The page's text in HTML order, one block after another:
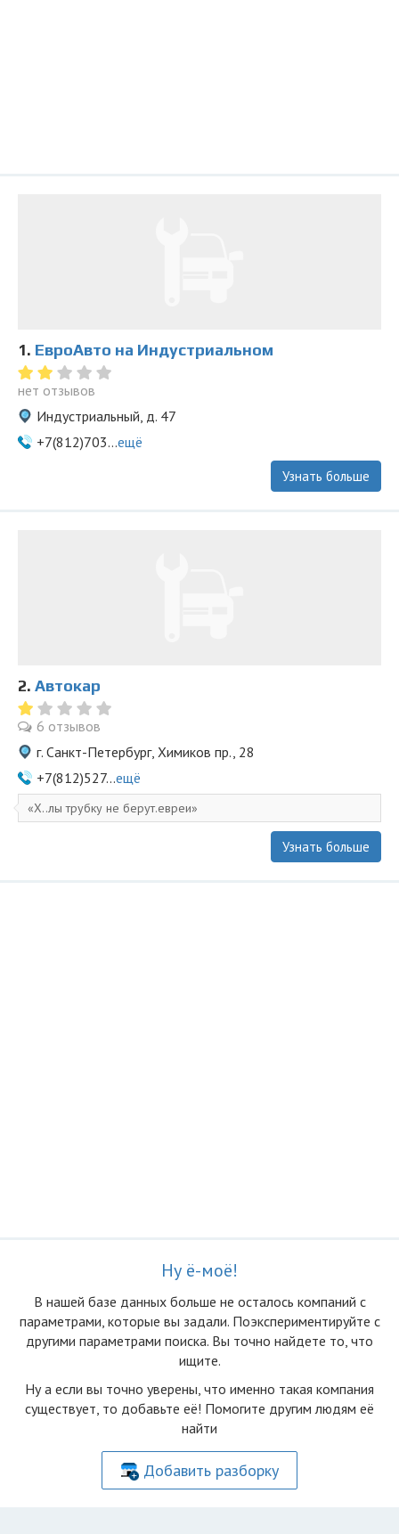
1. ЕвроАвто на Индустриальном
нет отзывов
Индустриальный, д. 47
+7(812)703...ещё
Узнать больше
2. Автокар
6 отзывов
г. Санкт-Петербург, Химиков пр., 28
+7(812)527...ещё
Х..лы трубку не берут.евреи
Узнать больше
Ну ё-моё!
В нашей базе данных больше не осталоcь компаний с
параметрами, которые вы задали. Поэкспериментируйте с
другими параметрами поиска. Вы точно найдете то, что
ищите.
Ну а если вы точно уверены, что именно такая компания
существует, то добавьте её! Помогите другим людям её
найти
Добавить разборку